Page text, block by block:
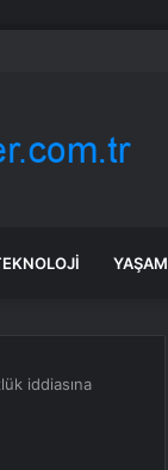
YAŞAM
iddiasına